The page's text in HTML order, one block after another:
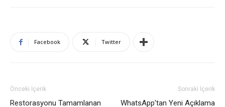
Facebook Twitter
Önceki İçerik
Restorasyonu Tamamlanan
Sonraki İçerik
WhatsApp’tan Yeni Açıklama